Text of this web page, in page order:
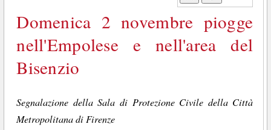
Domenica 2 novembre piogge
nell'Empolese e nell'area del
Bisenzio
Segnalazione della Sala di Protezione Civile della Città
Metropolitana di Firenze